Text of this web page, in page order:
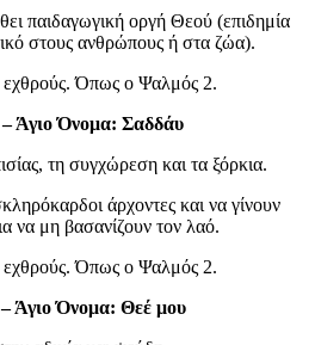
παιδαγωγική οργή Θεού (επιδημία
στους ανθρώπους ή στα ζώα).
Όπως ο Ψαλμός 2.
Άγιο Όνομα: Σαδδάυ
τη συγχώρεση και τα ξόρκια.
άρχοντες και να γίνουν
να μη βασανίζουν τον λαό.
Όπως ο Ψαλμός 2.
Άγιο Όνομα: Θεέ μου